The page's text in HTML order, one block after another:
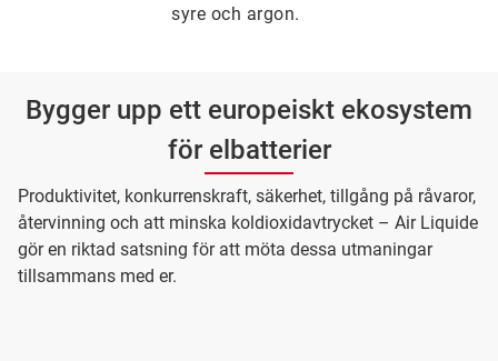
syre och argon.
Bygger upp ett europeiskt ekosystem
för elbatterier
Produktivitet, konkurrenskraft, säkerhet, tillgång på råvaror,
återvinning och att minska koldioxidavtrycket – Air Liquide
gör en riktad satsning för att möta dessa utmaningar
tillsammans med er.